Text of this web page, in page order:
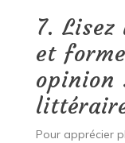
7.
et
opinion
Pour apprécier